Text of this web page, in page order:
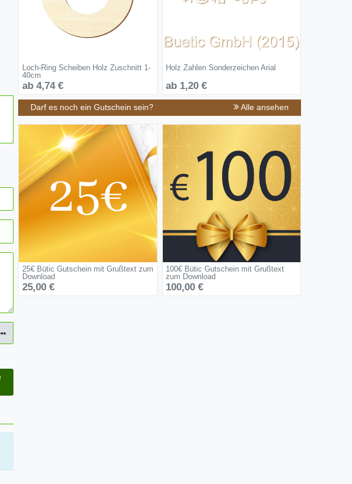
Loch-Ring Scheiben Holz Zuschnitt 1-
40cm
ab 4,74 €
Holz Zahlen Sonderzeichen Arial
ab 1,20 €
Darf es noch ein Gutschein sein? Alle ansehen
25€ Bütic Gutschein mit Grußtext zum
Download
25,00 €
100€ Bütic Gutschein mit Grußtext
zum Download
100,00 €